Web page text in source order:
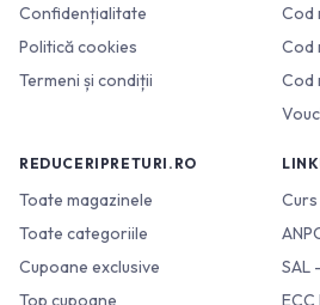
Confidențialitate
Politică cookies
Termeni și condiții
Cod
Cod
Cod
REDUCERIPRETURI.RO
Toate magazinele
Toate categoriile
Cupoane exclusive
Top cupoane
Curs
SAL
ECC